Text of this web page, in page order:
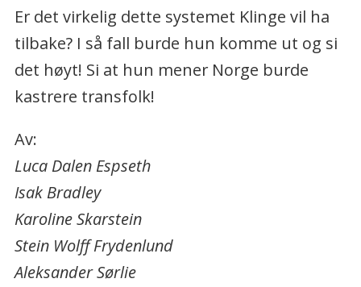
Er det virkelig dette systemet Klinge vil ha
tilbake? I så fall burde hun komme ut og si
det høyt! Si at hun mener Norge burde
kastrere transfolk!
Av:
Luca Dalen Espseth
Isak Bradley
Karoline Skarstein
Stein Wolff Frydenlund
Aleksander Sørlie